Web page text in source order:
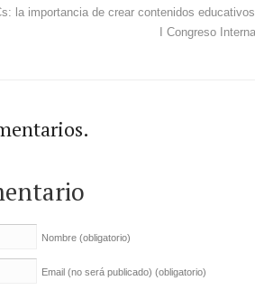
la importancia de crear contenidos
I Congreso
Nombre (obligatorio)
Email (no será publicado) (obligatorio)